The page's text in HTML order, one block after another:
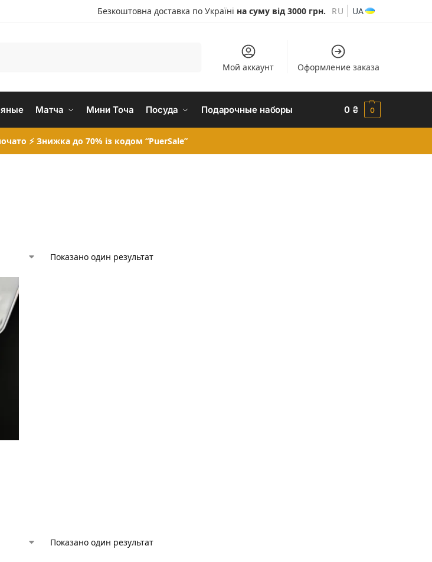
Безкоштовна доставка по Україні на суму від 3000 грн. RU UA
Мой аккаунт Оформление заказа
Матча Мини Точа Посуда Подарочные наборы 0 ₴ 0
⚡ Знижка до 70% із кодом “PuerSale”
Показано один результат
Показано один результат